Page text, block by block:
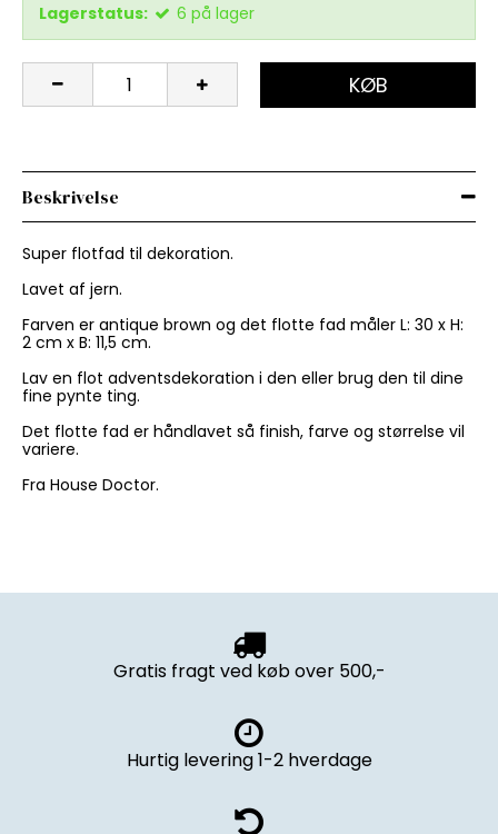
Lagerstatus: 6 på lager
KØB
Beskrivelse
Super flotfad til dekoration.
Lavet af jern.
Farven er antique brown og det flotte fad måler L: 30 x H:
2 cm x B: 11,5 cm.
Lav en flot adventsdekoration i den eller brug den til dine
fine pynte ting.
Det flotte fad er håndlavet så finish, farve og størrelse vil
variere.
Fra House Doctor.
Gratis fragt ved køb over 500,-
Hurtig levering 1-2 hverdage